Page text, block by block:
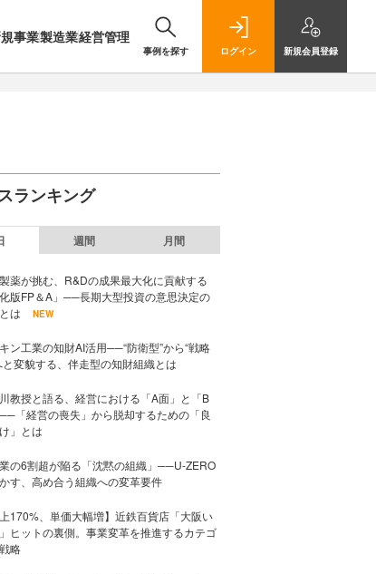
事業製造業経営管理
事例を探す ログイン 新規会員登録
ランキング
週間 月間
薬が挑む、R&Dの成果最大化に貢献する
化版FP＆A」──長期大型投資の意思決定の
は
NEW
ン工業の知財AI活用──“防衛型”から“戦略
と変貌する、伴走型の知財組織とは
教授と語る、経営における「A面」と「B
「経営の喪失」から脱却するための「良
」とは
の6割超が陥る「沈黙の組織」──U-ZERO
す、高め合う組織への変革要件
上170%、単価大幅増】近鉄百貨店「大阪い
ヒットの裏側。事業変革を推進するカテゴ
略